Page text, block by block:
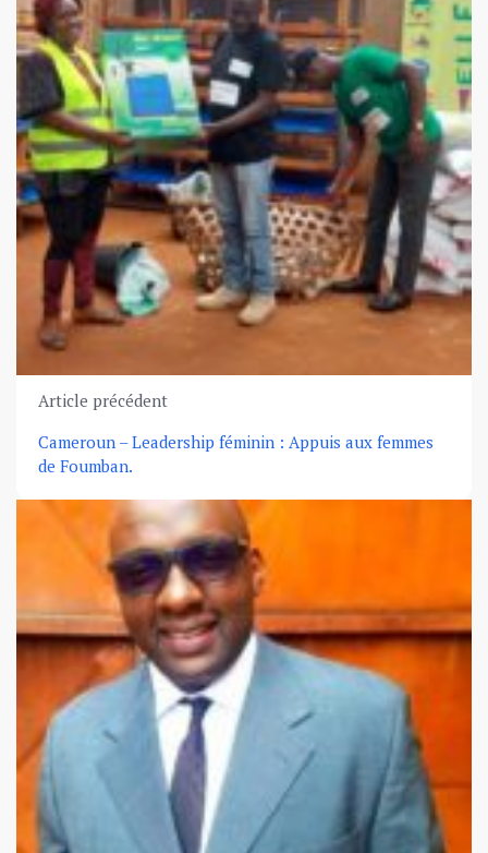
Article précédent
Cameroun – Leadership féminin : Appuis aux femmes
de Foumban.